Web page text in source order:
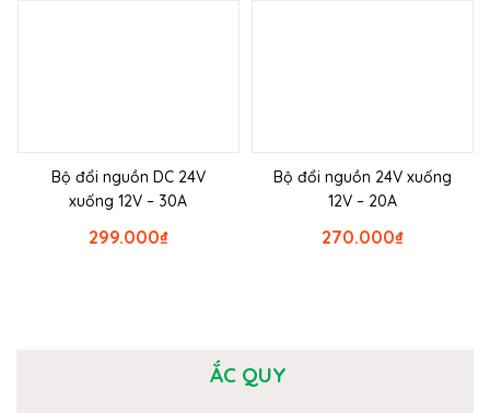
Bộ đổi nguồn DC 24V
xuống 12V – 30A
₫
299.000
Bộ đổi nguồn 24V xuống
12V – 20A
₫
270.000
ẮC QUY